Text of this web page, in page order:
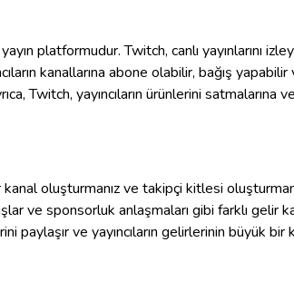
platformudur. Twitch, canlı yayınlarını
kanallarına abone olabilir, bağış
Twitch, yayıncıların ürünlerini satmalarına
oluşturmanız ve takipçi kitlesi
ve sponsorluk anlaşmaları gibi farklı gelir
paylaşır ve yayıncıların gelirlerinin büyük bir